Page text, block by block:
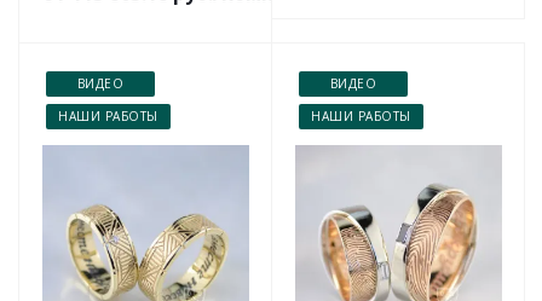
ВИДЕО
НАШИ РАБОТЫ
ВИДЕО
НАШИ РАБОТЫ